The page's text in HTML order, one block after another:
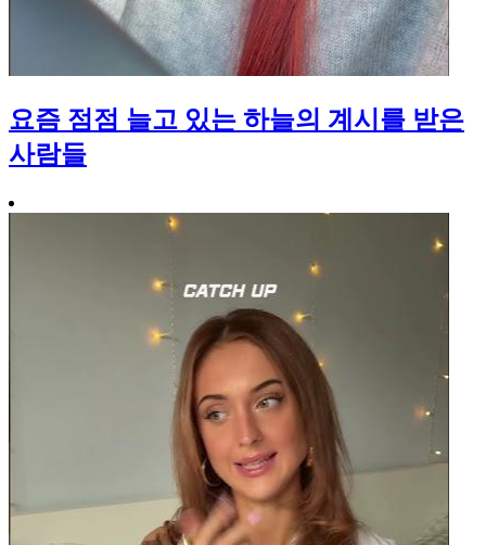
요즘 점점 늘고 있는 하늘의 계시를 받은
사람들